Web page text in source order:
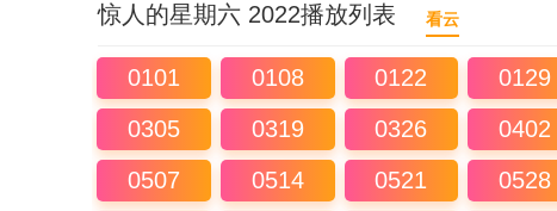
惊人的星期六 2022播放列表 看云
0101 0108 0122 0129
0305
0319 0326 0402
0507
0514 0521 0528